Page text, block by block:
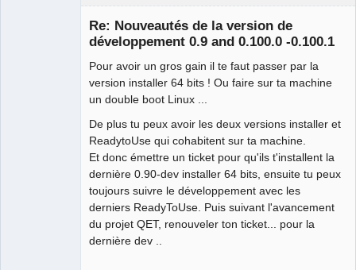
Re: Nouveautés de la version de
développement 0.9 and 0.100.0 -0.100.1
Pour avoir un gros gain il te faut passer par la
version installer 64 bits ! Ou faire sur ta machine
un double boot Linux ...
De plus tu peux avoir les deux versions installer et
ReadytoUse qui cohabitent sur ta machine.
Et donc émettre un ticket pour qu'ils t'installent la
dernière 0.90-dev installer 64 bits, ensuite tu peux
toujours suivre le développement avec les
derniers ReadyToUse. Puis suivant l'avancement
du projet QET, renouveler ton ticket... pour la
dernière dev ..